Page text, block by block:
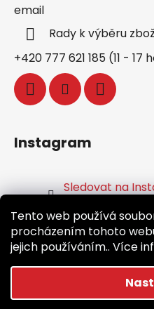
Tento web používá
procházením tohoto
jejich používáním.. Více
email
Rady k výběru
+420 777 621 185 (11 - 17
Instagram
Sledovat na
Facebook